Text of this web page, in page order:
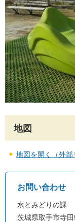
地図
地図を開く（外部
お問い合わせ
水とみどりの課
茨城県取手市寺